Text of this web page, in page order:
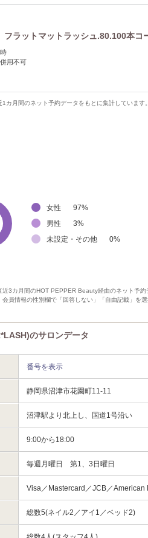
フラットマットラッシュ.80.100本コ
用不可
カ月間のネット予約データをもとに集計しています。
女性 97%
男性
3%
未設定・その他
0%
3カ月間のHOT PEPPER Beauty経由のネット予約
員情報の性別欄で「回答しない」「自由記載」を選
のサロンデータ
番号を表示
静岡県沼津市花園町11-11
沼津駅より北上し、国道1号沿い
9:00から18:00
毎週月曜日 第1、3日曜日
Visa／Mastercard／JCB／
総数5(ネイル2／アイ1／ベッド2)